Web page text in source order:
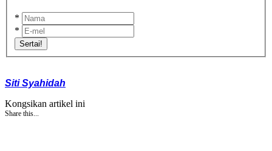
*
*
Sertai!
Siti Syahidah
Kongsikan artikel ini
Share this...